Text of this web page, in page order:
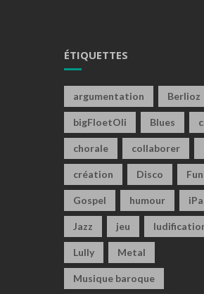
ÉTIQUETTES
argumentation Berlioz
bigFloetOli Blues
chorale collaborer
création Disco
Gospel humour
Jazz jeu
Lully Metal
Musique baroque